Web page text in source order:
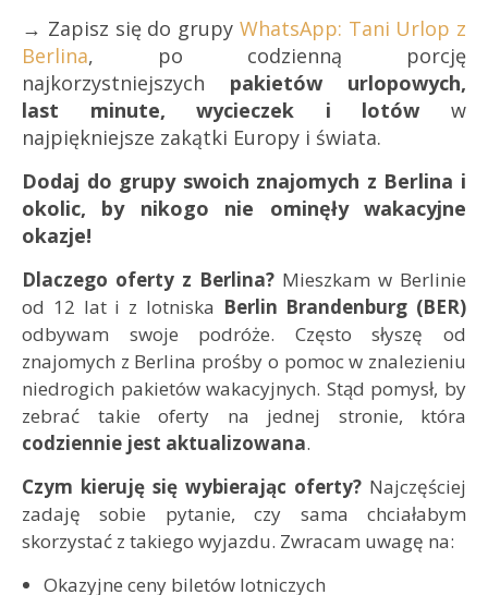
→ Zapisz się do grupy WhatsApp: Tani Urlop z
Berlina, po codzienną porcję
najkorzystniejszych pakietów urlopowych,
last minute, wycieczek i lotów w
najpiękniejsze zakątki Europy i świata.
Dodaj do grupy swoich znajomych z Berlina i
okolic, by nikogo nie ominęły wakacyjne
okazje!
Dlaczego oferty z Berlina? Mieszkam w Berlinie
od 12 lat i z lotniska Berlin Brandenburg (BER)
odbywam swoje podróże. Często słyszę od
znajomych z Berlina prośby o pomoc w znalezieniu
niedrogich pakietów wakacyjnych. Stąd pomysł, by
zebrać takie oferty na jednej stronie, która
codziennie jest aktualizowana.
Czym kieruję się wybierając oferty? Najczęściej
zadaję sobie pytanie, czy sama chciałabym
skorzystać z takiego wyjazdu. Zwracam uwagę na:
Okazyjne ceny biletów lotniczych